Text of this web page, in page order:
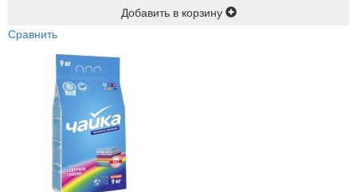
Добавить в корзину
Сравнить